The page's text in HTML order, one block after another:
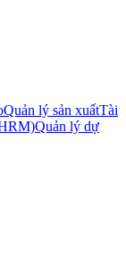
Quản lý sản xuấtTài
Quản lý dự